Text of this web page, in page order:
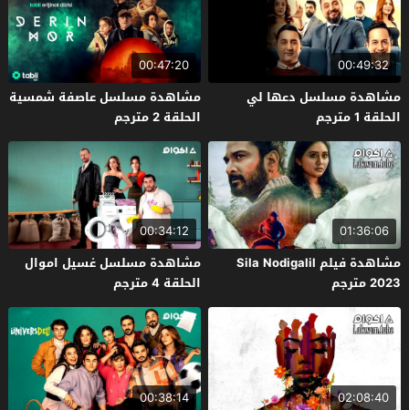
00:49:32
مشاهدة مسلسل دعها لي
الحلقة 1 مترجم
00:47:20
مشاهدة مسلسل عاصفة شمسية
الحلقة 2 مترجم
01:36:06
مشاهدة فيلم Sila Nodigalil
2023 مترجم
00:34:12
مشاهدة مسلسل غسيل اموال
الحلقة 4 مترجم
02:08:40
00:38:14